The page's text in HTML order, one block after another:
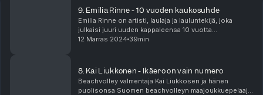
9. Emilia Rinne - 10 vuoden kaukosuhde
Emilia Rinne on artisti, laulaja ja lauluntekijä, joka
julkaisi juuri uuden kappaleensa 10 vuotta
kestäneestä kaukosuhteesta jalkapallomaalivahti
12 Marras 2024 39min
8. Kai Liukkonen - Ikäero on vain numero
Beachvolley valmentaja Kai Liukkosen ja hänen
puolisonsa Suomen beachvolleyn maajoukkuepelaaja